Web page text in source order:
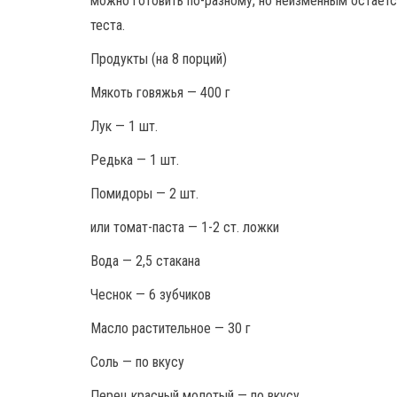
теста.
Продукты (на 8 порций)
Мякоть говяжья — 400 г
Лук — 1 шт.
Редька — 1 шт.
Помидоры — 2 шт.
или томат-паста — 1-2 ст. ложки
Вода — 2,5 стакана
Чеснок — 6 зубчиков
Масло растительное — 30 г
Соль — по вкусу